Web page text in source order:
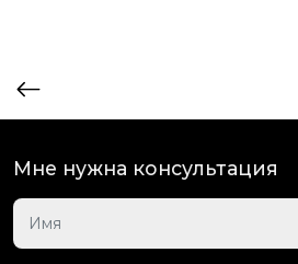
Мне нужна консультация